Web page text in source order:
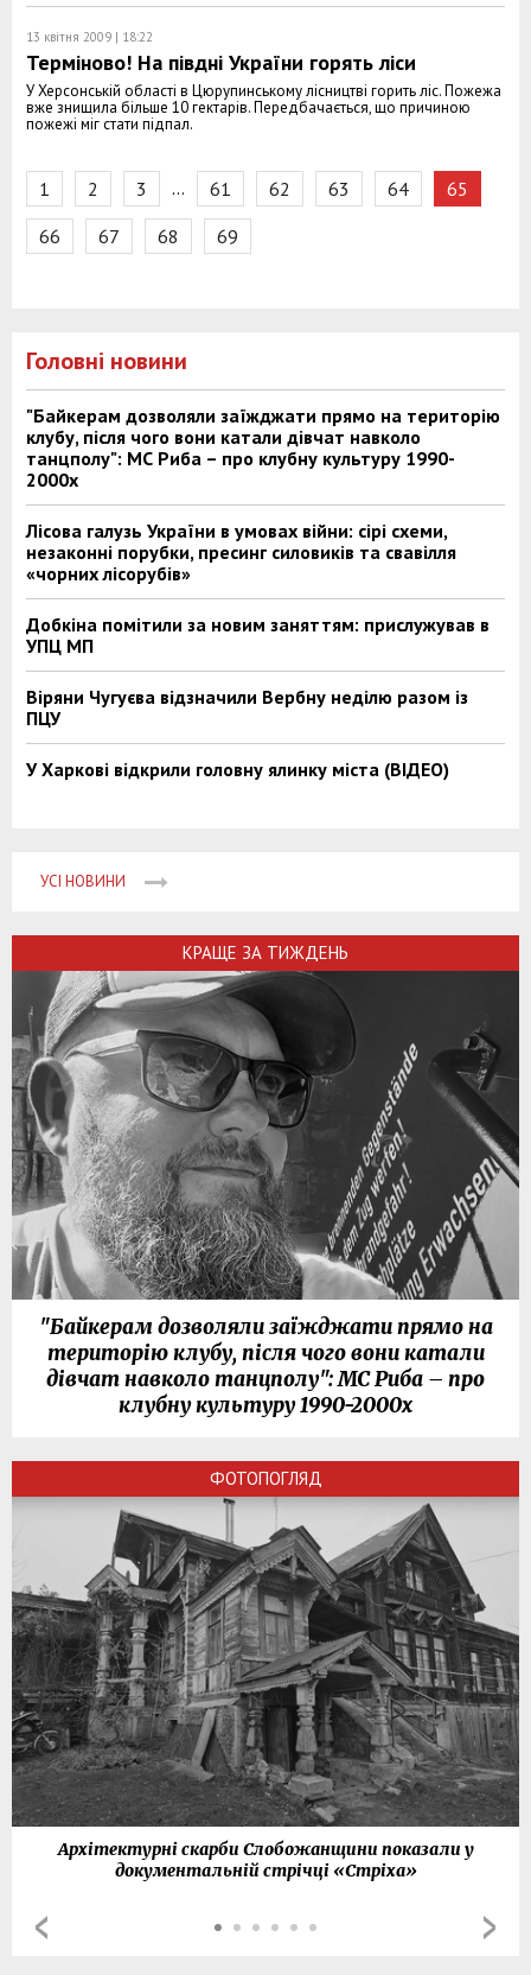
13 квітня 2009 | 18:22
Терміново! На півдні України горять ліси
У Херсонській області в Цюрупинському лісництві горить ліс. Пожежа
вже знищила більше 10 гектарів. Передбачається, що причиною
пожежі міг стати підпал.
1 2 3 … 61 62 63 64
65
66
67 68 69
Головні новини
"Байкерам дозволяли заїжджати прямо на територію
клубу, після чого вони катали дівчат навколо
танцполу": МС Риба – про клубну культуру 1990-
2000х
Лісова галузь України в умовах війни: сірі схеми,
незаконні порубки, пресинг силовиків та свавілля
«чорних лісорубів»
Добкіна помітили за новим заняттям: прислужував в
УПЦ МП
Віряни Чугуєва відзначили Вербну неділю разом із
ПЦУ
У Харкові відкрили головну ялинку міста (ВІДЕО)
УСІ НОВИНИ
КРАЩЕ ЗА ТИЖДЕНЬ
"Байкерам дозволяли заїжджати прямо на
територію клубу, після чого вони катали
дівчат навколо танцполу": МС Риба – про
клубну культуру 1990-2000х
ФОТОПОГЛЯД
Архітектурні скарби Слобожанщини показали у
документальній стрічці «Стріха»